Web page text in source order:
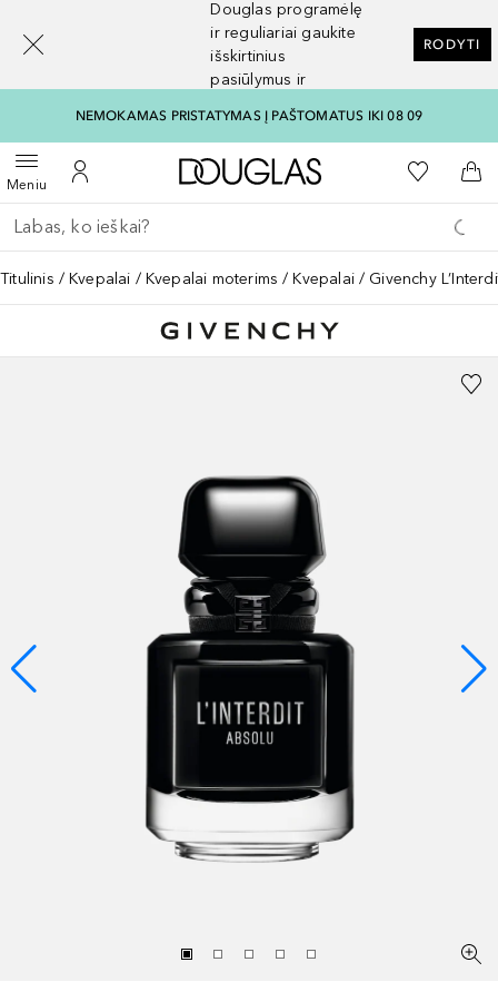
Douglas programėlę
ir reguliariai gaukite
išskirtinius
pasiūlymus ir
RODYTI
NEMOKAMAS PRISTATYMAS Į PAŠTOMATUS IKI 08 09
MeniuAtidaryti meniuĮ mano paskyrą
Į Douglas pagrindinį
Į mano
Į
Grįžk atgal
Vykdykite paiešką
Titulinis Kvepalai Kvepalai moterims Kvepalai Givenchy
[navigation.slideout.screenreader]